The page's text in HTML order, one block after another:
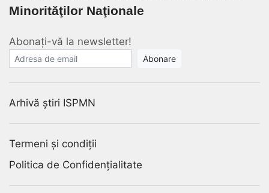
Minorităţilor Naţionale
Abonați-vă la newsletter!
E-mail
Arhivă știri ISPMN
Termeni și condiții
Politica de Confidențialitate